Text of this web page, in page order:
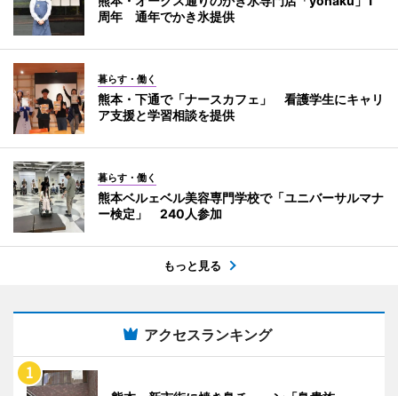
周年 通年でかき氷提供
暮らす・働く
熊本・下通で「ナースカフェ」 看護学生にキャリ
ア支援と学習相談を提供
暮らす・働く
熊本ベルェベル美容専門学校で「ユニバーサルマナ
ー検定」 240人参加
もっと見る
アクセスランキング